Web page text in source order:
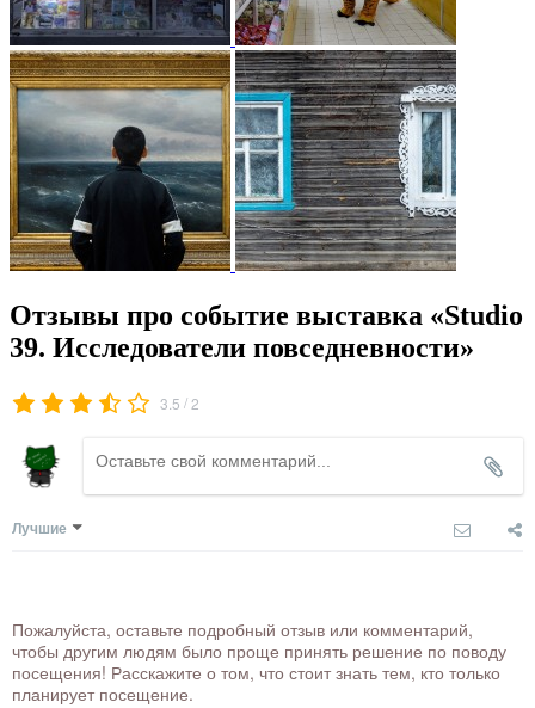
Отзывы про событие выставка «Studio
39. Исследователи повседневности»
3.5 /2
Лучшие
Пожалуйста, оставьте подробный отзыв или комментарий,
чтобы другим людям было проще принять решение по поводу
посещения! Расскажите о том, что стоит знать тем, кто только
планирует посещение.